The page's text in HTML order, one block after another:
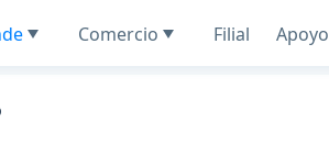
Comercio Filial Apoyo